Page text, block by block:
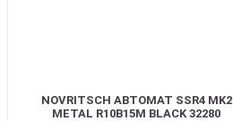
NOVRITSCH АВТОМАТ SSR4 MK2
METAL R10B15M BLACK 32280